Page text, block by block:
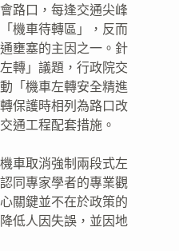
路口，每逢交通尖峰
機車待轉區」，反而
壅塞的主因之一。針
轉」議題，行政院交
「機車左轉安全精進
保護時相列為路口改
通工程配套措施。
車取消強制兩段式左
同專家學者的專業觀
關鍵並不在於政策的
低人因失誤，並因地